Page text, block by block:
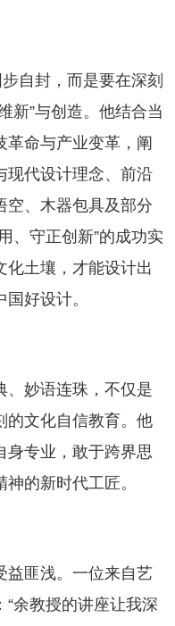
自封，而是要在深刻
新”与创造。他结合当
革命与产业变革，阐
现代设计理念、前沿
空、木器包具及部分
、守正创新”的成功实
化土壤，才能设计出
好设计。
、妙语连珠，不仅是
的文化自信教育。他
身专业，敢于跨界思
的新时代工匠。
益匪浅。一位来自艺
余教授的讲座让我深